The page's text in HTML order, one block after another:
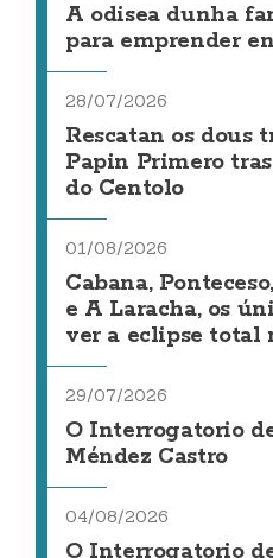
A odisea dunha
para emprender
28/07/2026
Rescatan os dous
Papin Primero
do Centolo
01/08/2026
Cabana,
e A Laracha, os
ver a eclipse total
29/07/2026
O Interrogatorio
Méndez Castro
04/08/2026